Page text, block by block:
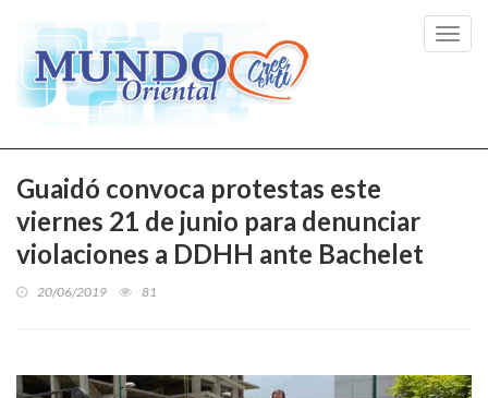
Guaidó convoca protestas este
viernes 21 de junio para denunciar
violaciones a DDHH ante Bachelet
20/06/2019 81